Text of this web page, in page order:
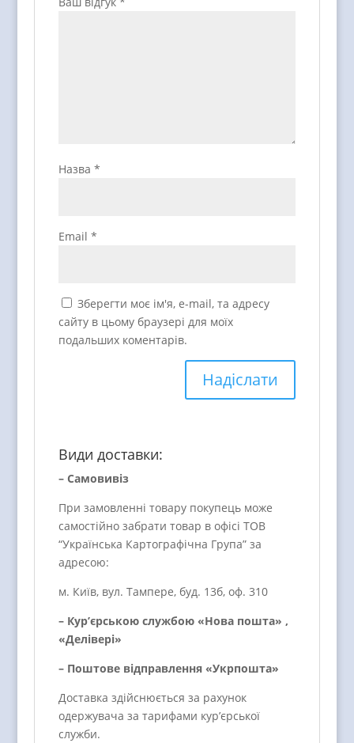
Назва *
Email *
Зберегти моє ім'я, e-mail, та адресу
сайту в цьому браузері для моїх
подальших коментарів.
Види доставки:
– Самовивіз
При замовленні товару покупець може
самостійно забрати товар в офісі ТОВ
“Українська Картографічна Група” за
адресою:
м. Київ, вул. Тампере, буд. 13б, оф. 310
– Кур’єрською службою «Нова пошта» ,
«Делівері»
– Поштове відправлення «Укрпошта»
Доставка здійснюється за рахунок
одержувача за тарифами кур’єрської
служби.